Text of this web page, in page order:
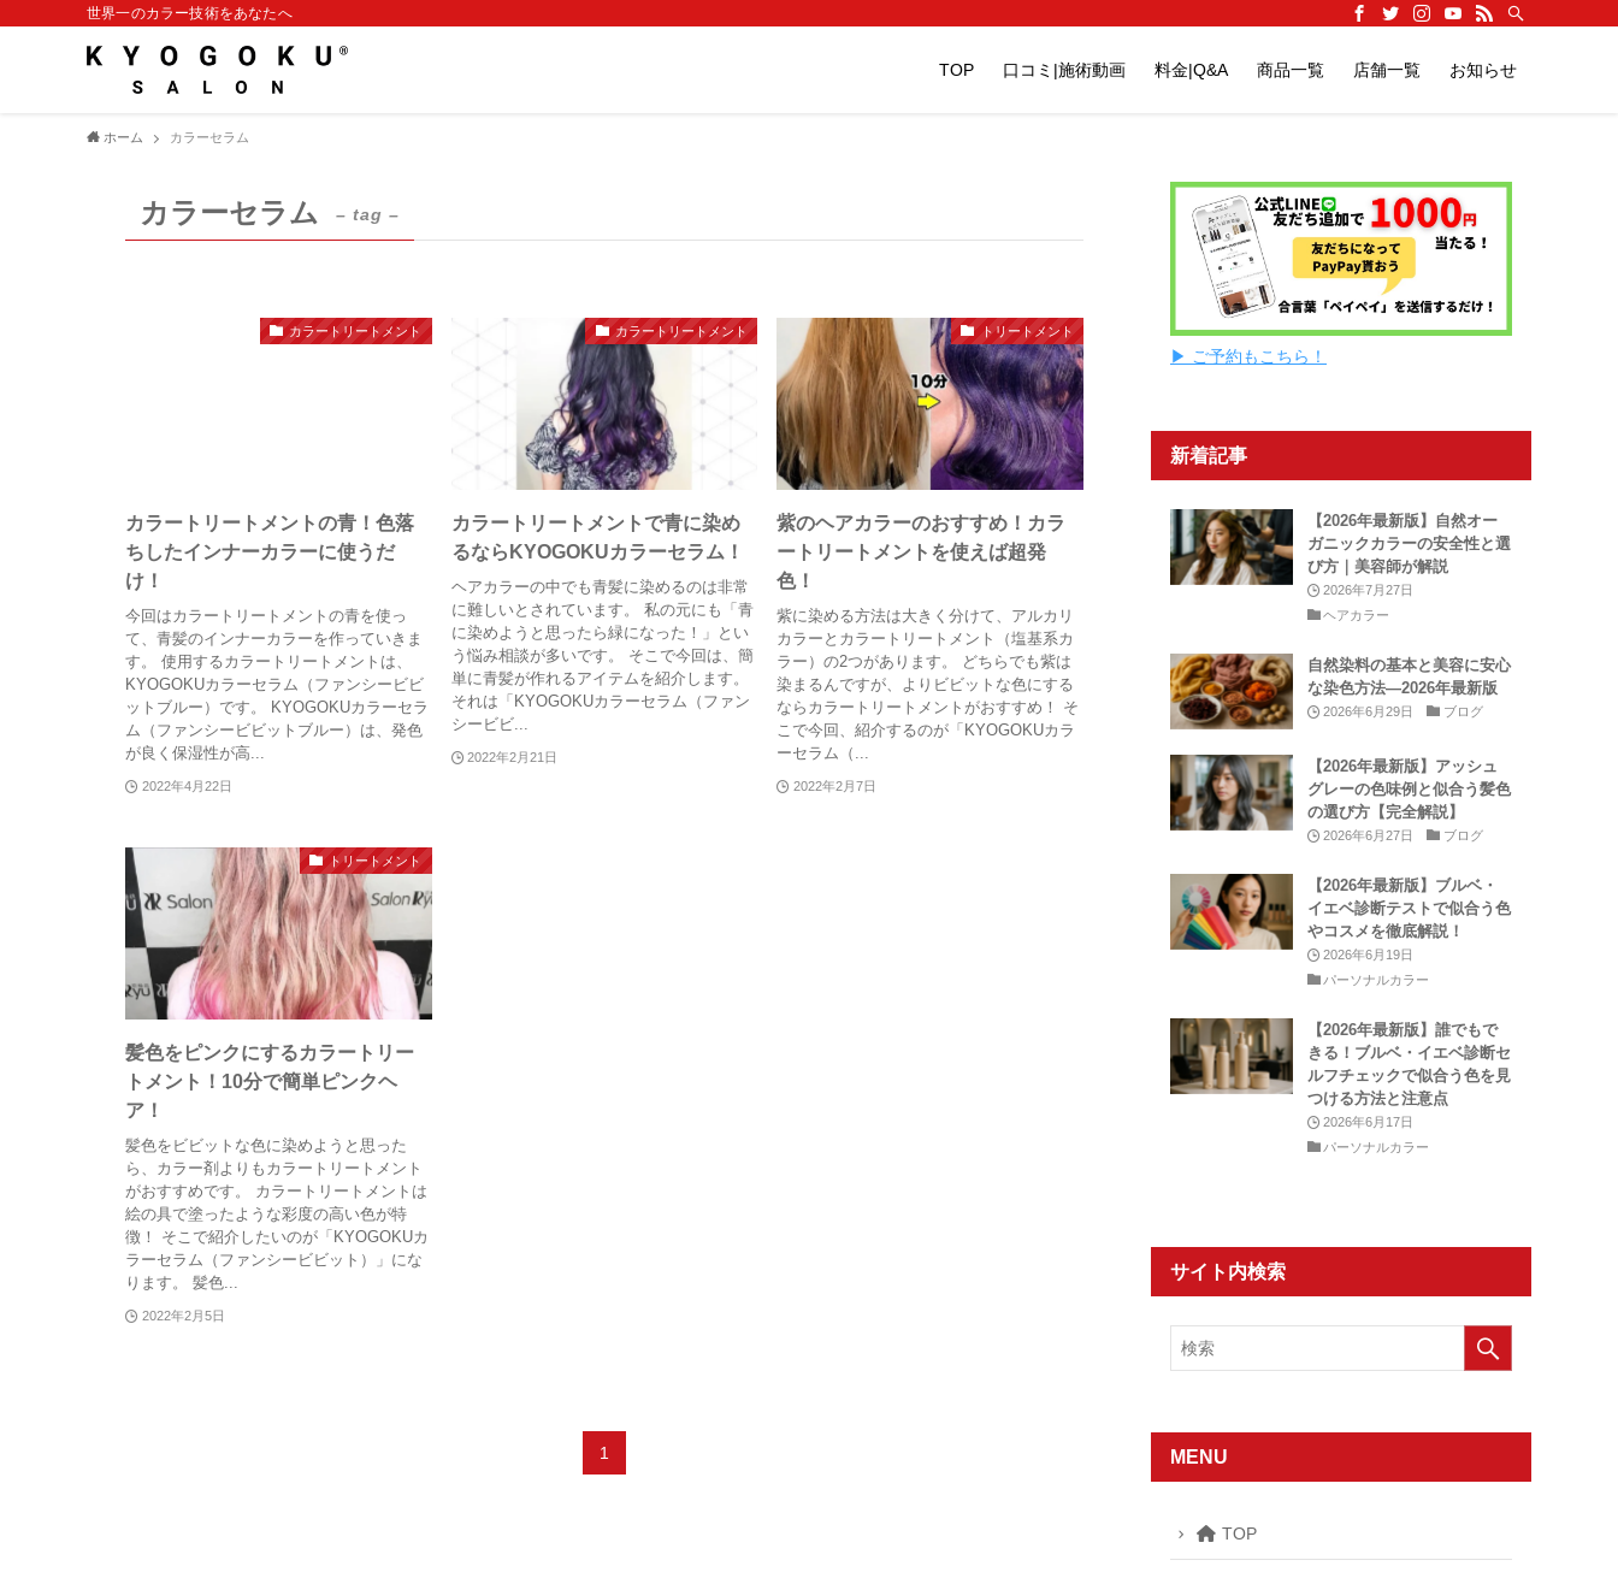
世界一のカラー技術をあなたへ
TOP 口コミ|施術動画 料金|Q&A 商品一覧 店舗一覧 お知らせ
ホーム カラーセラム
カラーセラム – tag –
カラートリートメント
カラートリートメントの青！色落
ちしたインナーカラーに使うだ
け！
今回はカラートリートメントの青を使っ
て、青髪のインナーカラーを作っていきま
す。 使用するカラートリートメントは、
KYOGOKUカラーセラム（ファンシービビ
ットブルー）です。 KYOGOKUカラーセラ
ム（ファンシービビットブルー）は、発色
が良く保湿性が高...
2022年4月22日
カラートリートメント
カラートリートメントで青に染め
るならKYOGOKUカラーセラム！
ヘアカラーの中でも青髪に染めるのは非常
に難しいとされています。 私の元にも「青
に染めようと思ったら緑になった！」とい
う悩み相談が多いです。 そこで今回は、簡
単に青髪が作れるアイテムを紹介します。
それは「KYOGOKUカラーセラム（ファン
シービビ...
2022年2月21日
トリートメント
紫のヘアカラーのおすすめ！カラ
ートリートメントを使えば超発
色！
紫に染める方法は大きく分けて、アルカリ
カラーとカラートリートメント（塩基系カ
ラー）の2つがあります。 どちらでも紫は
染まるんですが、よりビビットな色にする
ならカラートリートメントがおすすめ！ そ
こで今回、紹介するのが「KYOGOKUカラ
ーセラム（...
2022年2月7日
トリートメント
髪色をピンクにするカラートリー
トメント！10分で簡単ピンクヘ
ア！
髪色をビビットな色に染めようと思った
ら、カラー剤よりもカラートリートメント
がおすすめです。 カラートリートメントは
絵の具で塗ったような彩度の高い色が特
徴！ そこで紹介したいのが「KYOGOKUカ
ラーセラム（ファンシービビット）」にな
ります。 髪色...
2022年2月5日
1
▶ ご予約もこちら！
新着記事
【2026年最新版】自然オー
ガニックカラーの安全性と選
び方｜美容師が解説
2026年7月27日
ヘアカラー
自然染料の基本と美容に安心
な染色方法—2026年最新版
2026年6月29日 ブログ
【2026年最新版】アッシュ
グレーの色味例と似合う髪色
の選び方【完全解説】
2026年6月27日 ブログ
【2026年最新版】ブルベ・
イエベ診断テストで似合う色
やコスメを徹底解説！
2026年6月19日
パーソナルカラー
【2026年最新版】誰でもで
きる！ブルベ・イエベ診断セ
ルフチェックで似合う色を見
つける方法と注意点
2026年6月17日
パーソナルカラー
サイト内検索
MENU
TOP